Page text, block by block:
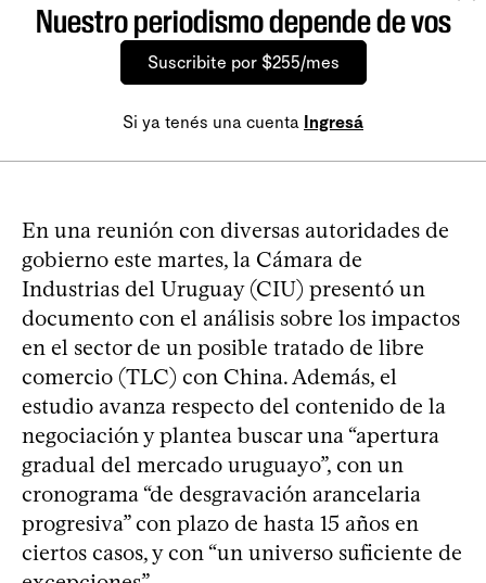
Nuestro periodismo depende de vos
Suscribite por $255/mes
Si ya tenés una cuenta Ingresá
En una reunión con diversas autoridades de
gobierno este martes, la Cámara de
Industrias del Uruguay (CIU) presentó un
documento con el análisis sobre los impactos
en el sector de un posible tratado de libre
comercio (TLC) con China. Además, el
estudio avanza respecto del contenido de la
negociación y plantea buscar una “apertura
gradual del mercado uruguayo”, con un
cronograma “de desgravación arancelaria
progresiva” con plazo de hasta 15 años en
ciertos casos, y con “un universo suficiente de